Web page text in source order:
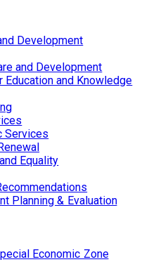
Development
and Development
Education and Knowledge
Services
Equality
Planning & Evaluation
Economic Zone